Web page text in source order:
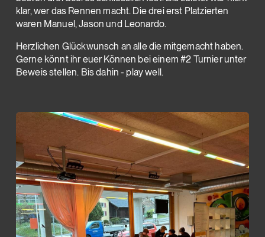
klar, wer das Rennen macht. Die drei erst Platzierten
waren Manuel, Jason und Leonardo.
Herzlichen Glückwunsch an alle die mitgemacht haben.
Gerne könnt ihr euer Können bei einem #2 Turnier unter
Beweis stellen. Bis dahin - play well.